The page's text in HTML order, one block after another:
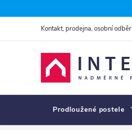
na
Kontakt, prodejna, osobní odběr
Prodloužené postele